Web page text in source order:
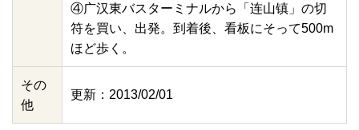
④广汉東バスターミナルから「连山镇」の切
符を買い、出発。到着後、看板にそって500m
ほど歩く。
その
他
更新：2013/02/01